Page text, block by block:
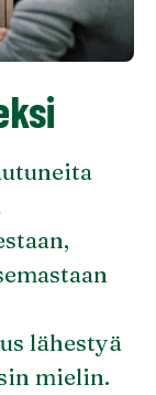
lähestyä
mielin.